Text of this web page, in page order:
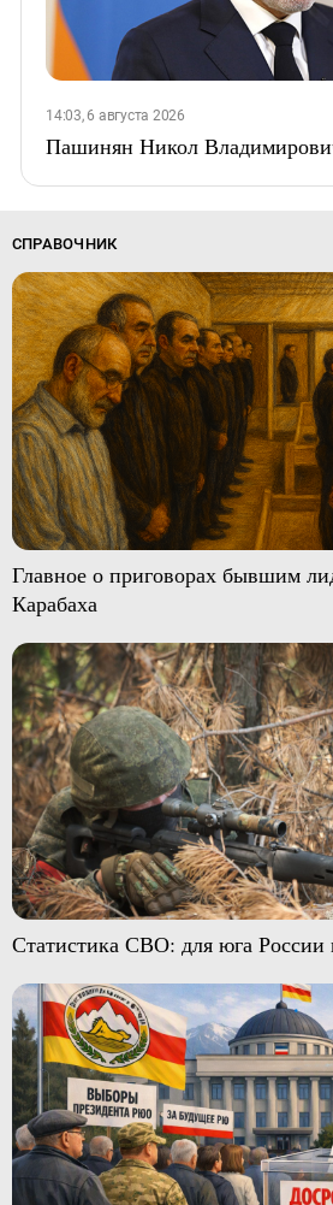
14:03, 6 августа 2026
Пашинян Никол
СПРАВОЧНИК
Главное о приговорах бывшим
Карабаха
Статистика СВО: для юга России